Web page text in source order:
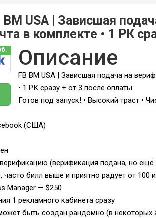
BM USA | Зависшая
в комплекте • 1 РК
Описание
FB BM USA | Зависшая подача на
• 1 РК сразу + от 3 после оплаты
Готов под запуск! • Высокий траст •
(США)
(верификация подана, но
часто билл выше и приятно радует от 100
Manager — $250
1 рекламного кабинета сразу
быть создан рандомно (в некоторых